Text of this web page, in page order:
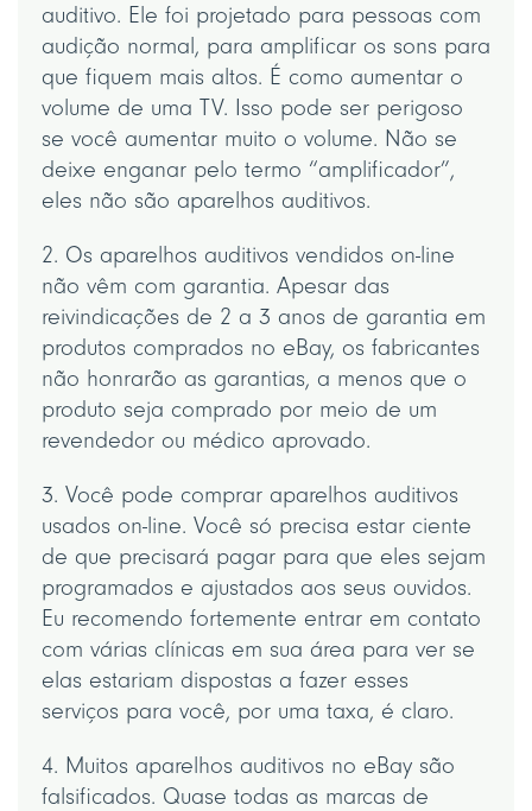
auditivo. Ele foi projetado para pessoas com
audição normal, para amplificar os sons para
que fiquem mais altos. É como aumentar o
volume de uma TV. Isso pode ser perigoso
se você aumentar muito o volume. Não se
deixe enganar pelo termo “amplificador”,
eles não são aparelhos auditivos.
2. Os aparelhos auditivos vendidos on-line
não vêm com garantia. Apesar das
reivindicações de 2 a 3 anos de garantia em
produtos comprados no eBay, os fabricantes
não honrarão as garantias, a menos que o
produto seja comprado por meio de um
revendedor ou médico aprovado.
3. Você pode comprar aparelhos auditivos
usados on-line. Você só precisa estar ciente
de que precisará pagar para que eles sejam
programados e ajustados aos seus ouvidos.
Eu recomendo fortemente entrar em contato
com várias clínicas em sua área para ver se
elas estariam dispostas a fazer esses
serviços para você, por uma taxa, é claro.
4. Muitos aparelhos auditivos no eBay são
falsificados. Quase todas as marcas de